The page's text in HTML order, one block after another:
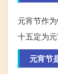
元宵节作
十五定为
元宵节